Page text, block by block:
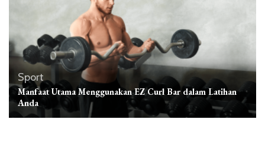
Sport
Manfaat Utama Menggunakan EZ Curl Bar dalam Latihan
Anda